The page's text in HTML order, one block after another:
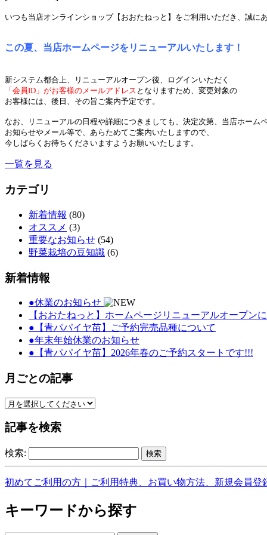
いつも当店オンラインショップ【おおたねっと】をご利用いただき、誠に
この夏、当店ホームページをリニューアルいたします！
新システム都合上、リニューアルオープン後、ログインいただく
「会員ID」がお客様のメールアドレス となりますため、変更対象の
お客様には、後日、その旨ご案内予定です。
なお、リニューアルの日程や詳細につきましても、決定次第、当店ホーム
お知らせやメール等で、あらためてご案内いたしますので、
今しばらくお待ちくださいますようお願いいたします。
一覧を見る
カテゴリ
新着情報 (80)
オススメ (3)
重要なお知らせ (54)
野菜栽培の豆知識 (6)
新着情報
●休業のお知らせ
【おおたねっと】ホームページリニューアルオープン
●【青パパイヤ苗】ご予約完売品種について
●年末年始休業のお知らせ
●【青パパイヤ苗】2026年春のご予約スタートです!!!
月ごとの記事
記事を検索
検索:
初めてご利用の方｜ご利用特典、お買い物方法、新規会員登
キーワードから探す